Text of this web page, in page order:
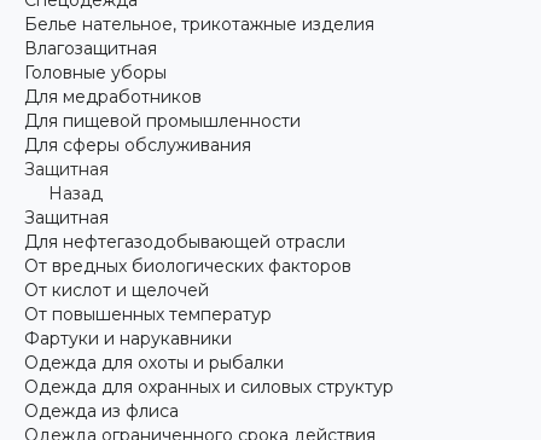
Белье нательное, трикотажные изделия
Влагозащитная
Головные уборы
Для медработников
Для пищевой промышленности
Для сферы обслуживания
Защитная
Назад
Защитная
Для нефтегазодобывающей отрасли
От вредных биологических факторов
От кислот и щелочей
От повышенных температур
Фартуки и нарукавники
Одежда для охоты и рыбалки
Одежда для охранных и силовых структур
Одежда из флиса
Одежда ограниченного срока действия